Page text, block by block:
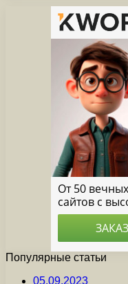
Популярные статьи
05.09.2023